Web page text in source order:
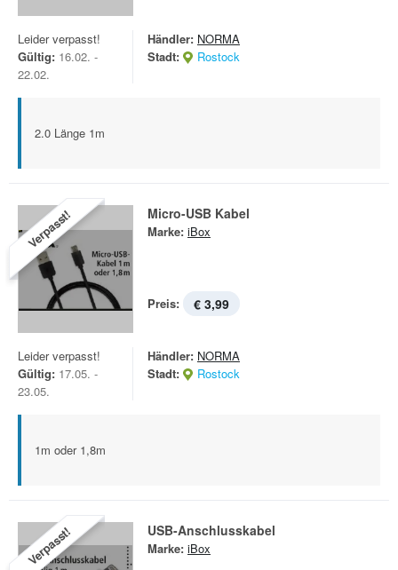
Leider verpasst!
Gültig: 16.02. -
22.02.
Händler: NORMA
Stadt:
Rostock
2.0 Länge 1m
Verpasst! Micro-USB Kabel
Marke: iBox
Preis: € 3,99
Leider verpasst!
Gültig: 17.05. -
23.05.
Händler: NORMA
Stadt:
Rostock
1m oder 1,8m
Verpasst! USB-Anschlusskabel
Marke: iBox